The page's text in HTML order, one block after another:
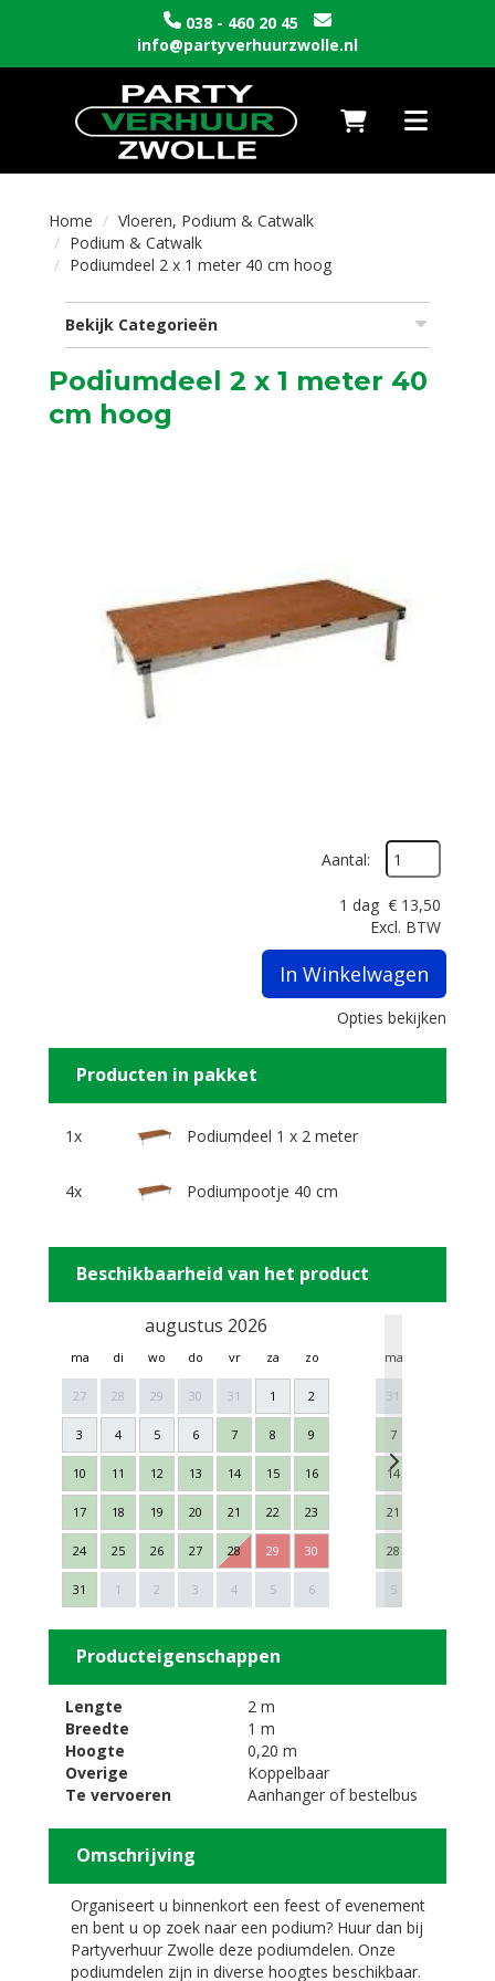
038 - 460 20 45
info@partyverhuurzwolle.nl
Naar winkelwagen
Toggle
Home
Vloeren, Podium & Catwalk
Podium & Catwalk
Podiumdeel 2 x 1 meter 40 cm hoog
Bekijk Categorieën
Podiumdeel 2 x 1 meter 40
cm hoog
Aantal:
1 dag € 13,50
Excl. BTW
In Winkelwagen
Opties bekijken
Producten in pakket
1x Podiumdeel 1 x 2 meter
4x Podiumpootje 40 cm
Beschikbaarheid van het product
augustus 2026
ma di wo do vr za zo
27 28 29 30 31 1 2
3 4 5 6 7 8 9
10 11 12 13 14 15 16
17 18 19 20 21 22 23
24 25 26 27 28 29 30
31 1 2 3 4 5 6
ma
31
7
14
21
28
5
Next
Producteigenschappen
Lengte
2 m
Breedte
1 m
Hoogte
0,20 m
Overige
Koppelbaar
Te vervoeren
Aanhanger of bestelbus
Omschrijving
Organiseert u binnenkort een feest of evenement
en bent u op zoek naar een podium? Huur dan bij
Partyverhuur Zwolle deze podiumdelen. Onze
podiumdelen zijn in diverse hoogtes beschikbaar.